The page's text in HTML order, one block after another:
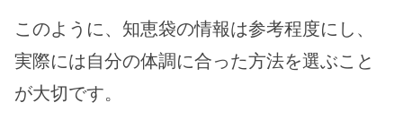
このように、知恵袋の情報は参考程度にし、
実際には自分の体調に合った方法を選ぶこと
が大切です。